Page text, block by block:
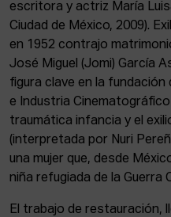
escritora y actriz María
Ciudad de México, 2009).
en 1952 contrajo
José Miguel (Jomi) García
figura clave en la
e Industria
traumática infancia y el
(interpretada por Nuri
una mujer que, desde
niña refugiada de la Guerra
El trabajo de restauración,